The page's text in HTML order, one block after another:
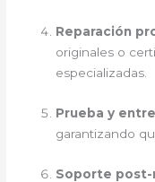
Reparación
originales o
especializadas.
Prueba y
garantizando
Soporte post-